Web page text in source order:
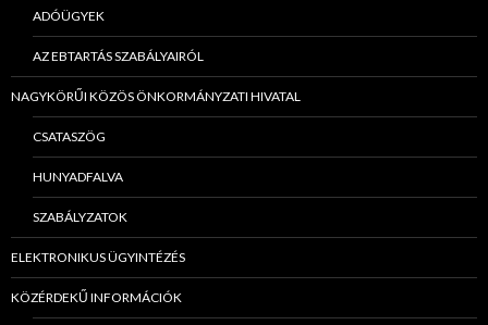
ADÓÜGYEK
AZ EBTARTÁS SZABÁLYAIRÓL
NAGYKÖRŰI KÖZÖS ÖNKORMÁNYZATI HIVATAL
CSATASZÖG
HUNYADFALVA
SZABÁLYZATOK
ELEKTRONIKUS ÜGYINTÉZÉS
KÖZÉRDEKŰ INFORMÁCIÓK